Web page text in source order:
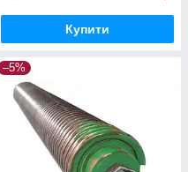
Купити
–5%